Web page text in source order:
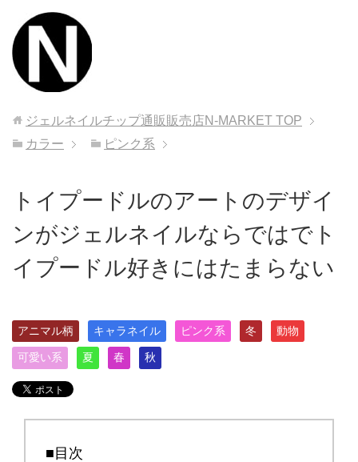
ジェルネイルチップ通販販売店N-MARKET TOP
カラー
ピンク系
トイプードルのアートのデザイ
ンがジェルネイルならではでト
イプードル好きにはたまらない
アニマル柄 キャラネイル ピンク系 冬 動物
可愛い系 夏 春 秋
■目次